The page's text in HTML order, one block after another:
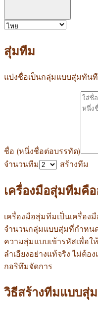
สุ่มทีม
แบ่งชื่อเป็นกลุ่มแบบสุ่มทันที
ชื่อ (หนึ่งชื่อต่อบรรทัด)
จำนวนทีม
สร้างทีม
เครื่องมือสุ่มทีมคือ
เครื่องมือสุ่มทีมเป็นเครื่อง
จำนวนกลุ่มแบบสุ่มที่กำหน
ความสุ่มแบบเข้ารหัสเพื่อ
ลำเอียงอย่างแท้จริง ไม่ต้อ
กอริทึมจัดการ
วิธีสร้างทีมแบบสุ่ม